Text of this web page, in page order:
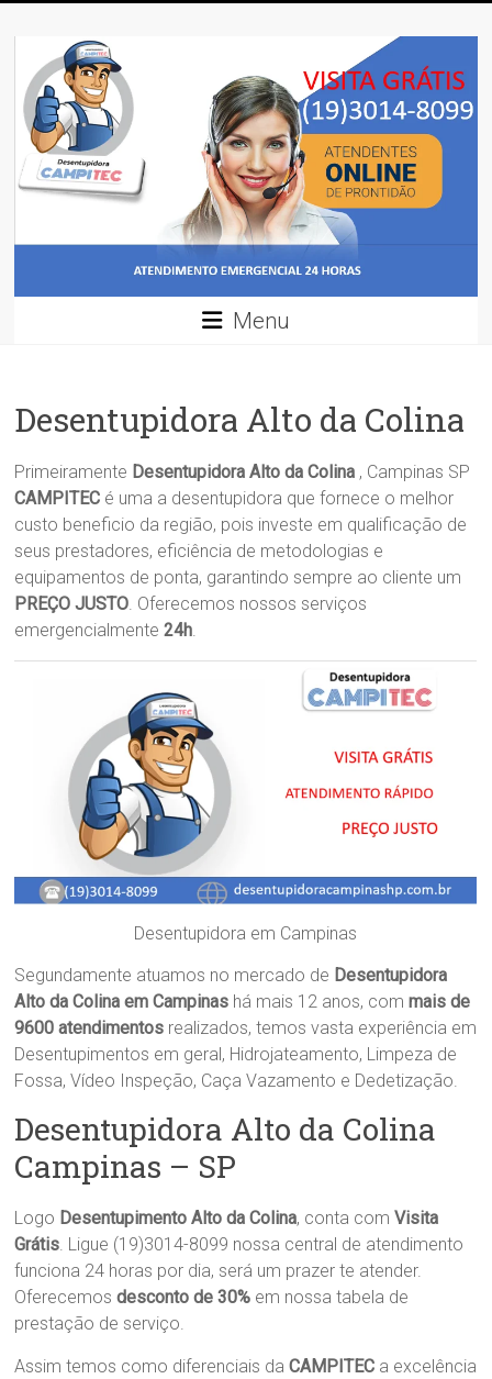
to
content
Desentupidora
Desentupidora
em
Campinas
Preço
Menu
Desentupidora Alto da Colina
Primeiramente Desentupidora Alto da Colina , Campinas SP
CAMPITEC é uma a desentupidora que fornece o melhor
custo beneficio da região, pois investe em qualificação de
seus prestadores, eficiência de metodologias e
equipamentos de ponta, garantindo sempre ao cliente um
PREÇO JUSTO. Oferecemos nossos serviços
emergencialmente24h.
Desentupidora em Campinas
Segundamente atuamos no mercado de Desentupidora
Alto da Colina em Campinas há mais 12 anos, commais de
9600 atendimentos realizados, temos vasta experiência em
Desentupimentos em geral, Hidrojateamento, Limpeza de
Fossa, Vídeo Inspeção, Caça Vazamento e Dedetização.
Desentupidora Alto da Colina
Campinas – SP
Logo Desentupimento Alto da Colina, conta comVisita
Grátis. Ligue (19)3014-8099 nossa central de atendimento
funciona 24 horas por dia, será um prazer te atender.
Oferecemosdesconto de 30% em nossa tabela de
prestação de serviço.
Assim temos como diferenciais daCAMPITEC a excelência